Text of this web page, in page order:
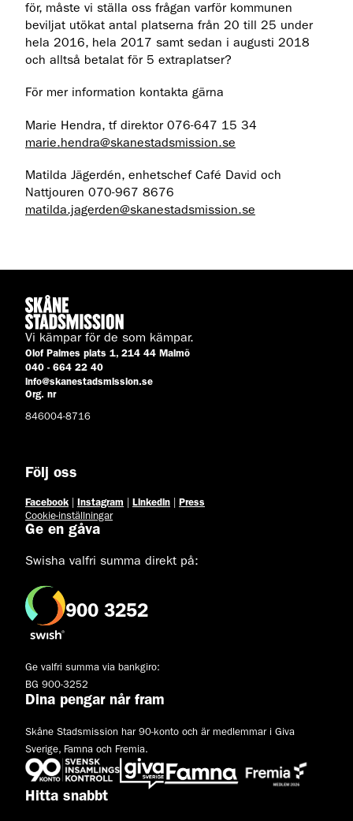
för, måste vi ställa oss frågan varför kommunen
beviljat utökat antal platserna från 20 till 25 under
hela 2016, hela 2017 samt sedan i augusti 2018
och alltså betalat för 5 extraplatser?
För mer information kontakta gärna
Marie Hendra, tf direktor 076-647 15 34
marie.hendra@skanestadsmission.se
Matilda Jägerdén, enhetschef Café David och
Nattjouren 070-967 8676
matilda.jagerden@skanestadsmission.se
Vi kämpar för de som kämpar.
Olof Palmes plats 1, 214 44 Malmö
040 - 664 22 40
info@skanestadsmission.se
Org. nr
846004-8716
Följ oss
Facebook Instagram Linkedin
Press
Cookie-inställningar
Ge en gåva
Swisha valfri summa direkt på:
900 3252
Ge valfri summa via bankgiro:
BG 900-3252
Dina pengar når fram
Skåne Stadsmission har 90-konto och är medlemmar i Giva
Sverige, Famna och Fremia.
Hitta snabbt